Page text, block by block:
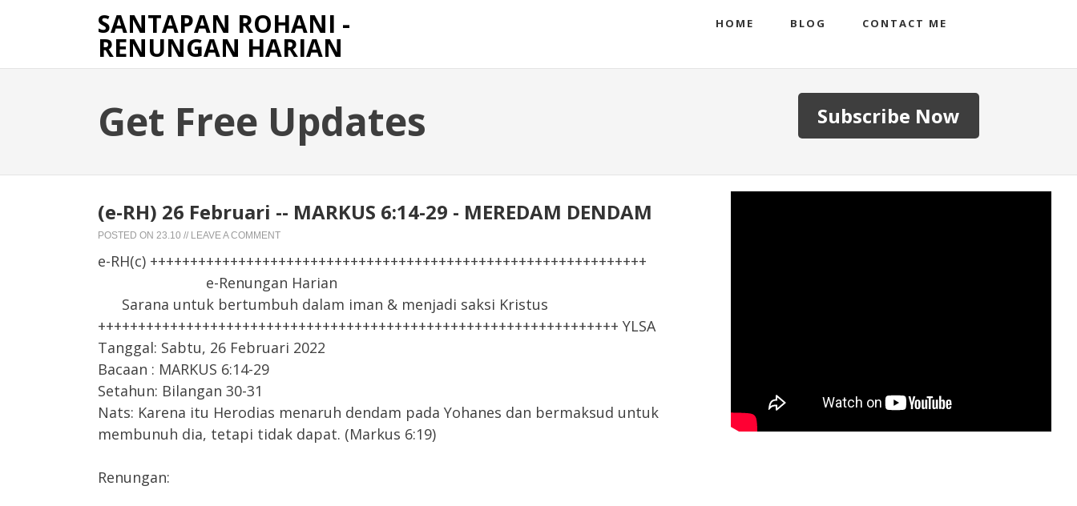
SANTAPAN ROHANI -
RENUNGAN HARIAN
HOME BLOG CONTACT ME
Get Free Updates Subscribe Now
(e-RH) 26 Februari -- MARKUS 6:14-29 - MEREDAM DENDAM
POSTED ON 23.10 // LEAVE A COMMENT
e-RH(c) ++++++++++++++++++++++++++++++++++++++++++++++++++++++++++++++
e-Renungan Harian
Sarana untuk bertumbuh dalam iman & menjadi saksi Kristus
+++++++++++++++++++++++++++++++++++++++++++++++++++++++++++++++++ YLSA
Tanggal: Sabtu, 26 Februari 2022
Bacaan : MARKUS 6:14-29
Setahun: Bilangan 30-31
Nats: Karena itu Herodias menaruh dendam pada Yohanes dan bermaksud untuk
membunuh dia, tetapi tidak dapat. (Markus 6:19)
Renungan: